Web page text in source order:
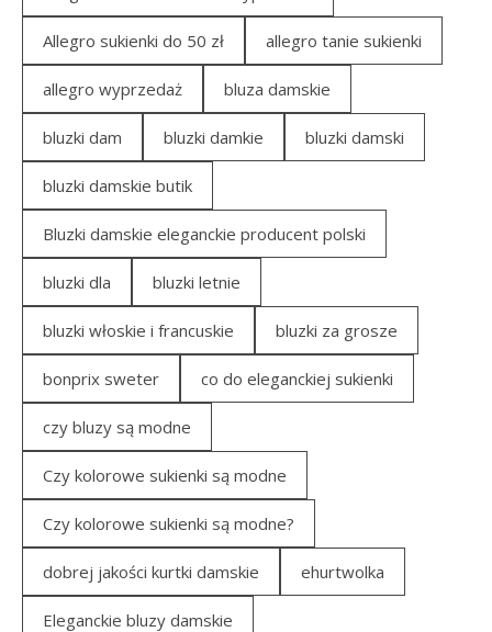
Allegro sukienki do 50 zł allegro tanie sukienki
allegro wyprzedaż bluza damskie
bluzki dam bluzki damkie bluzki damski
bluzki damskie butik
Bluzki damskie eleganckie producent polski
bluzki dla bluzki letnie
bluzki włoskie i francuskie bluzki za grosze
bonprix sweter co do eleganckiej sukienki
czy bluzy są modne
Czy kolorowe sukienki są modne
Czy kolorowe sukienki są modne?
dobrej jakości kurtki damskie ehurtwolka
Eleganckie bluzy damskie